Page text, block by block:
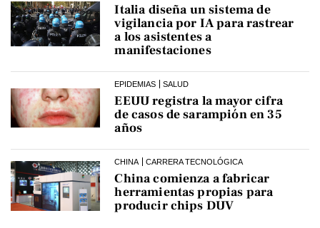
Italia diseña un sistema de
vigilancia por IA para rastrear
a los asistentes a
manifestaciones
EPIDEMIAS SALUD
EEUU registra la mayor cifra
de casos de sarampión en 35
años
CHINA CARRERA TECNOLÓGICA
China comienza a fabricar
herramientas propias para
producir chips DUV